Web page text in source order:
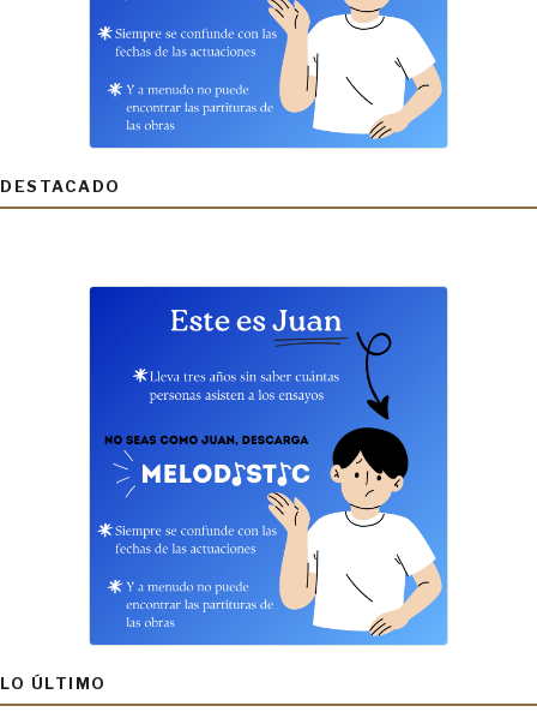
DESTACADO
LO ÚLTIMO